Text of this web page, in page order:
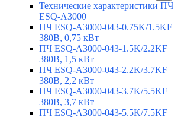
Технические характеристики ПЧ
ESQ-A3000
ПЧ ESQ-A3000-043-0.75K/1.5KF
380В, 0,75 кВт
ПЧ ESQ-A3000-043-1.5K/2.2KF
380В, 1,5 кВт
ПЧ ESQ-A3000-043-2.2K/3.7KF
380В, 2,2 кВт
ПЧ ESQ-A3000-043-3.7K/5.5KF
380В, 3,7 кВт
ПЧ ESQ-A3000-043-5.5K/7.5KF